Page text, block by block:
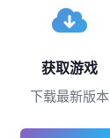
获取游戏
下载最新版本